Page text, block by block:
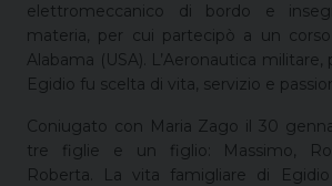
elettromeccanico di bordo e
materia, per cui partecipò a un
Alabama (USA). L’Aeronautica militare,
Egidio fu scelta di vita, servizio e
Coniugato con Maria Zago il 30
tre figlie e un figlio: Massimo,
Roberta. La vita famigliare di